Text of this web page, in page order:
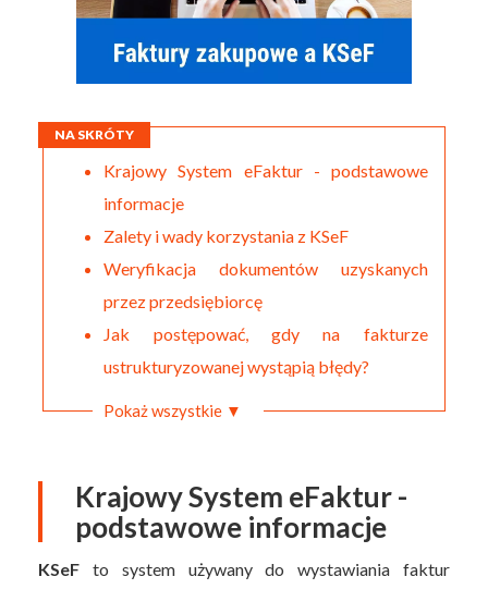
NA SKRÓTY
Krajowy System eFaktur - podstawowe
informacje
Zalety i wady korzystania z KSeF
Weryfikacja dokumentów uzyskanych
przez przedsiębiorcę
Jak postępować, gdy na fakturze
ustrukturyzowanej wystąpią błędy?
Pokaż wszystkie ▼
Krajowy System eFaktur -
podstawowe informacje
KSeF to system używany do wystawiania faktur